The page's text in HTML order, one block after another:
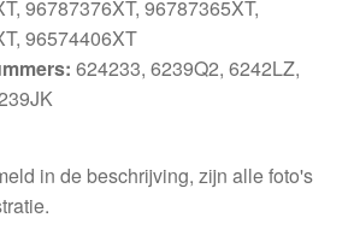
96787376XT, 96787365XT,
96574406XT
624233, 6239Q2, 6242LZ,
in de beschrijving, zijn alle foto's